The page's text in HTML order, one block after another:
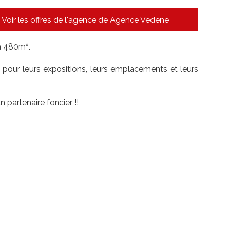
Voir les offres de l'agence de Agence Vedene
480m².
leurs expositions, leurs emplacements et leurs
partenaire foncier !!